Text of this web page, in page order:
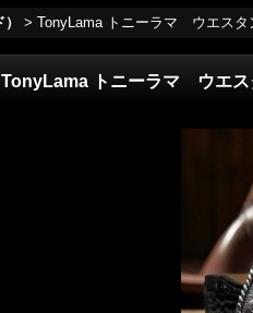
> TonyLama トニーラマ ウエス
TonyLama トニーラマ ウエ